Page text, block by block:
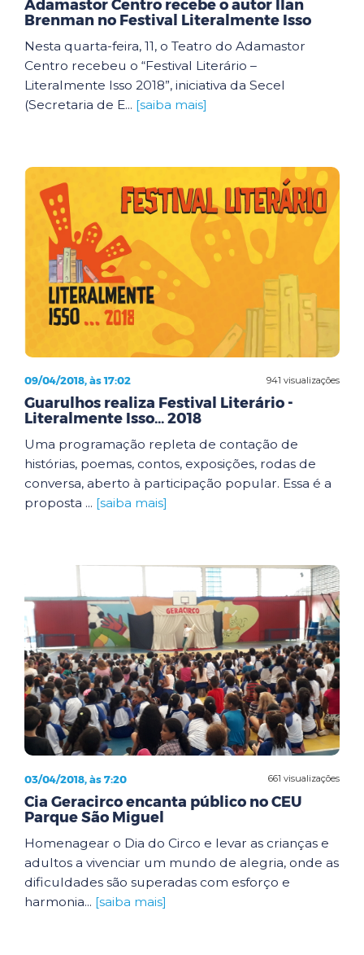
Adamastor Centro recebe o autor Ilan
Brenman no Festival Literalmente Isso
Nesta quarta-feira, 11, o Teatro do Adamastor
Centro recebeu o “Festival Literário –
Literalmente Isso 2018”, iniciativa da Secel
(Secretaria de E... [saiba mais]
941 visualizações
09/04/2018, às 17:02
Guarulhos realiza Festival Literário -
Literalmente Isso... 2018
Uma programação repleta de contação de
histórias, poemas, contos, exposições, rodas de
conversa, aberto à participação popular. Essa é a
proposta ... [saiba mais]
661 visualizações
03/04/2018, às 7:20
Cia Geracirco encanta público no CEU
Parque São Miguel
Homenagear o Dia do Circo e levar as crianças e
adultos a vivenciar um mundo de alegria, onde as
dificuldades são superadas com esforço e
harmonia... [saiba mais]